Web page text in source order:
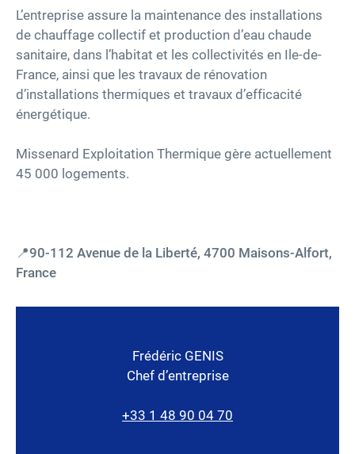
Carrières
Accessibilité
L’entreprise assure la maintenance des installations
de chauffage collectif et production d’eau chaude
sanitaire, dans l’habitat et les collectivités en Ile-de-
France, ainsi que les travaux de rénovation
d’installations thermiques et travaux d’efficacité
énergétique.
Missenard Exploitation Thermique gère actuellement
45 000 logements.
📍90-112 Avenue de la Liberté, 4700 Maisons-Alfort,
France
Frédéric GENIS
Chef d’entreprise
+33 1 48 90 04 70